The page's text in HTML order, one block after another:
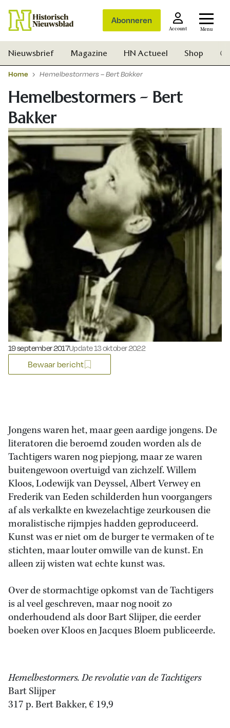
Abonneren
Account Menu
Zoek
Nieuwsbrief Magazine HN Actueel Shop
Home Hemelbestormers – Bert Bakker
Hemelbestormers – Bert
Bakker
Gepubliceerd op:
19 september 2017Update 13 oktober 2022
Bewaar bericht
Jongens waren het, maar geen aardige jongens. De
literatoren die beroemd zouden worden als de
Tachtigers waren nog piepjong, maar ze waren
buitengewoon overtuigd van zichzelf. Willem
Kloos, Lodewijk van Deyssel, Albert Verwey en
Frederik van Eeden schilderden hun voorgangers
af als verkalkte en kwezelachtige zeurkousen die
moralistische rijmpjes hadden geproduceerd.
Kunst was er niet om de burger te vermaken of te
stichten, maar louter omwille van de kunst. En
alleen zij wisten wat echte kunst was.
Over de stormachtige opkomst van de Tachtigers
is al veel geschreven, maar nog nooit zo
onderhoudend als door Bart Slijper, die eerder
boeken over Kloos en Jacques Bloem publiceerde.
Hemelbestormers. De revolutie van de Tachtigers
Bart Slijper
317 p. Bert Bakker, € 19,9